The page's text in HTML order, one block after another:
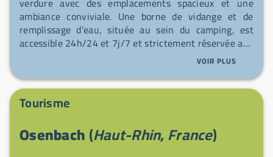
ambiance conviviale. Une borne de vidange et de
remplissage d’eau, située au sein du camping, est
accessible 24h/24 et 7j/7 et strictement réservée aux
camping-caristes séjournant au Camping Osenbach.
Les animaux sont acceptés et vous serez à deux pas
de la route des vins d’Alsace et du Parc naturel des
Ballons des Vosges, idéale pour la randonnée, le VTT
ou l’escalade; le marché hebdomadaire le plus proche
d’informations sur le site officiel :
VOIR PLUS
Tourisme
Osenbach(Haut-Rhin, France)